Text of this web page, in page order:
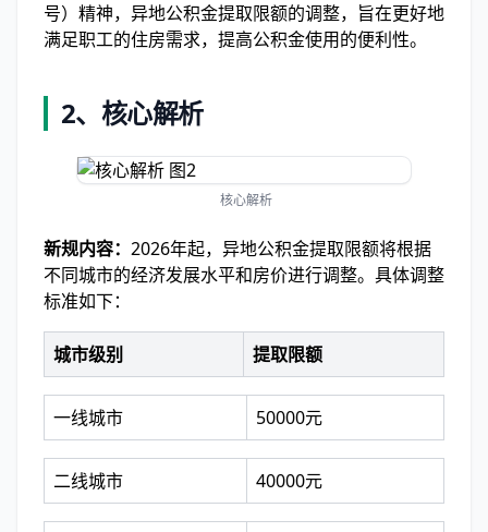
号）精神，异地公积金提取限额的调整，旨在更好地
满足职工的住房需求，提高公积金使用的便利性。
2、核心解析
核心解析
新规内容： 2026年起，异地公积金提取限额将根据
不同城市的经济发展水平和房价进行调整。具体调整
标准如下：
城市级别 提取限额
一线城市 50000元
二线城市 40000元